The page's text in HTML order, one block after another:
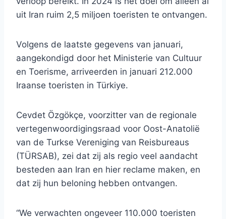
uit Iran ruim 2,5 miljoen toeristen te ontvangen.
Volgens de laatste gegevens van januari,
aangekondigd door het Ministerie van Cultuur
en Toerisme, arriveerden in januari 212.000
Iraanse toeristen in Türkiye.
Cevdet Özgökçe, voorzitter van de regionale
vertegenwoordigingsraad voor Oost-Anatolië
van de Turkse Vereniging van Reisbureaus
(TÜRSAB), zei dat zij als regio veel aandacht
besteden aan Iran en hier reclame maken, en
dat zij hun beloning hebben ontvangen.
“We verwachten ongeveer 110.000 toeristen